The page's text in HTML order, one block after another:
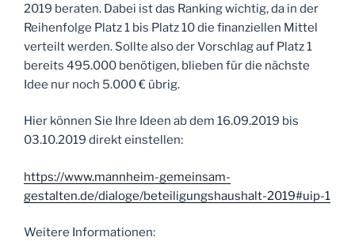
2019 beraten. Dabei ist das Ranking wichtig, da in der
Reihenfolge Platz 1 bis Platz 10 die finanziellen Mittel
verteilt werden. Sollte also der Vorschlag auf Platz 1
bereits 495.000 benötigen, blieben für die nächste
Idee nur noch 5.000 € übrig.
Hier können Sie Ihre Ideen ab dem 16.09.2019 bis
03.10.2019 direkt einstellen:
https://www.mannheim-gemeinsam-
gestalten.de/dialoge/beteiligungshaushalt-2019#uip-1
Weitere Informationen: